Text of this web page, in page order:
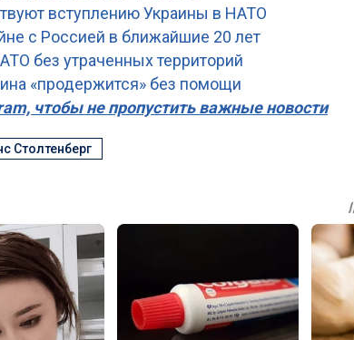
вступлению Украины в НАТО
с Россией в ближайшие 20 лет
без утраченных территорий
«продержится» без помощи
чтобы не пропустить важные новости
Столтенберг